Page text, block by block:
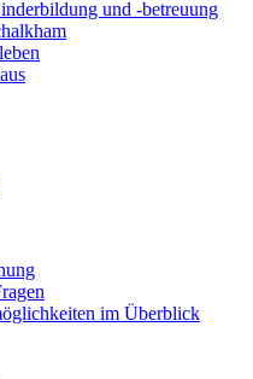
und -betreuung
im Überblick